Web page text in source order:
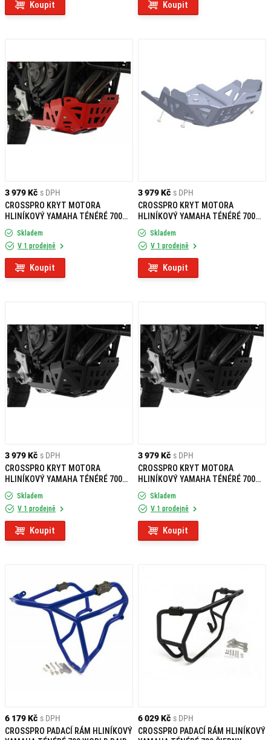
Koupit Koupit
3 979 Kč s DPH
CROSSPRO KRYT MOTORA
HLINÍKOVÝ YAMAHA TÉNÉRÉ 700
ČERVENÝ
Skladem
V 1 prodejně
Koupit
3 979 Kč s DPH
CROSSPRO KRYT MOTORA
HLINÍKOVÝ YAMAHA TÉNÉRÉ 700
BIELY
Skladem
V 1 prodejně
Koupit
3 979 Kč s DPH
CROSSPRO KRYT MOTORA
HLINÍKOVÝ YAMAHA TÉNÉRÉ 700
ČIERNY MATNÝ
Skladem
V 1 prodejně
Koupit
3 979 Kč s DPH
CROSSPRO KRYT MOTORA
HLINÍKOVÝ YAMAHA TÉNÉRÉ 700
ČIERNY LESKLÝ
Skladem
V 1 prodejně
Koupit
6 179 Kč s DPH
CROSSPRO PADACÍ RÁM HLINÍKOVÝ
6 029 Kč s DPH
CROSSPRO PADACÍ RÁM HLINÍKOVÝ